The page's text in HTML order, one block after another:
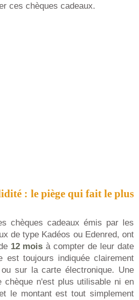
ces chèques cadeaux.
: le piège qui fait le plus
chèques cadeaux émis par les
de type Kadéos ou Edenred, ont
12 mois à compter de leur date
est toujours indiquée clairement
sur la carte électronique. Une
n'est plus utilisable ni en
le montant est tout simplement